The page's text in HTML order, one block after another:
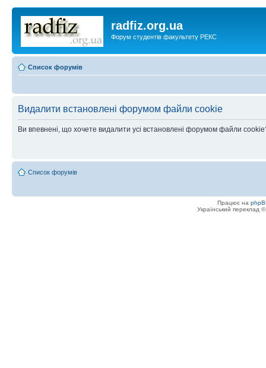
radfiz.org.ua
Форум студентів факультету РЕКС
Список форумів
Видалити встановлені форумом файли cookie
Ви впевнені, що хочете видалити усі встановлені форумом файли
Список форумів
Працює на
Український переклад